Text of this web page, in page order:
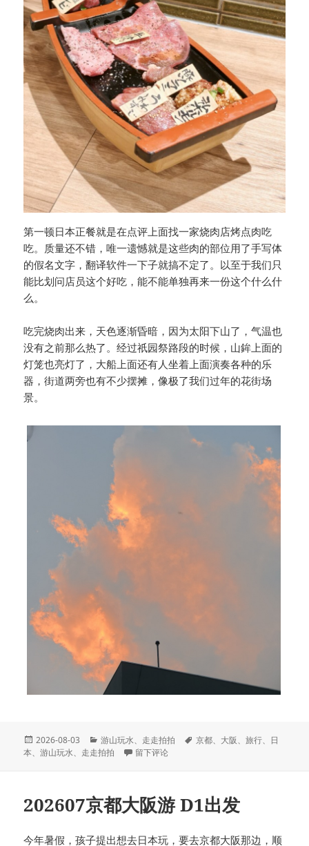
第一顿日本正餐就是在点评上面找一家烧肉店烤点肉吃
吃。质量还不错，唯一遗憾就是这些肉的部位用了手写体
的假名文字，翻译软件一下子就搞不定了。以至于我们只
能比划问店员这个好吃，能不能单独再来一份这个什么什
么。
吃完烧肉出来，天色逐渐昏暗，因为太阳下山了，气温也
没有之前那么热了。经过祇园祭路段的时候，山鉾上面的
灯笼也亮灯了，大船上面还有人坐着上面演奏各种的乐
器，街道两旁也有不少摆摊，像极了我们过年的花街场
景。
发
布
2026-08-03
分
类
游山玩水、 走走拍拍
标
京都、 大阪、旅行、 日
本、游山玩水、 走走拍拍 于202607京都大阪游 D2抵达京都
留下评论
202607京都大阪游 D1出发
今年暑假，孩子提出想去日本玩，要去京都大阪那边，顺